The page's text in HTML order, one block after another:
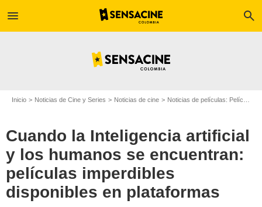
menu search
Inicio Noticias de Cine y Series Noticias de cine Noticias de películas: Película - ¿Sabías que...?
Cuando la Inteligencia artificial
y los humanos se encuentran:
películas imperdibles
disponibles en plataformas